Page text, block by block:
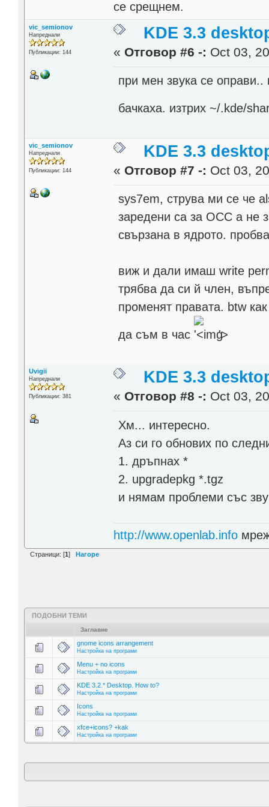
се срещнем.
vic_semionov
Напреднали
Публикации: 144
KDE 3.3
« Отговор #6 -: Oct 03,
при мен звука се
бачкаха. изтрих ~/.kde/
vic_semionov
Напреднали
Публикации: 144
KDE 3.3
« Отговор #7 -: Oct 03,
sys7em, струва ми се че
заредени са за ОСС а не
свързана в ядрото.
виж и дали имаш write
трябва да си й член,
променят правата. btw
да съм в час '>
Uvigii
Напреднали
Публикации: 381
KDE 3.3
« Отговор #8 -: Oct 03,
Хм... интересно.
Аз си го обнових по
1. дръпнах *
2. upgradepkg *.tgz
и нямам проблеми със
http://www.openlab.info
Страници: [1 ] Нагоре
ПОДОБНИ ТЕМИ
Заглавие
gnome icons arrangement
Настройка на програми
Menu + no icons
Настройка на програми
KDE 3.2.* Desktop. How to?
Настройка на програми
Icons
Настройка на програми
xfce+icons? +kak
Настройка на програми